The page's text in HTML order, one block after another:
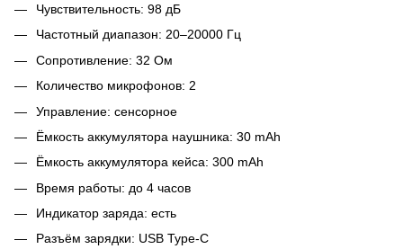
Чувствительность: 98 дБ
Частотный диапазон: 20–20000 Гц
Сопротивление: 32 Ом
Количество микрофонов: 2
Управление: сенсорное
Ёмкость аккумулятора наушника: 30 mAh
Ёмкость аккумулятора кейса: 300 mAh
Время работы: до 4 часов
Индикатор заряда: есть
Разъём зарядки: USB Type-C